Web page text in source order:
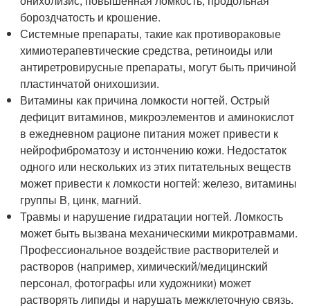
бороздчатость и крошение.
Системные препараты, такие как противораковые
химиотерапевтические средства, ретиноиды или
антиретровирусные препараты, могут быть причиной
пластинчатой ​​онихошизии.
Витамины как причина ломкости ногтей. Острый
дефицит витаминов, микроэлементов и аминокислот
в ежедневном рационе питания может привести к
нейрофиброматозу и истончению кожи. Недостаток
одного или нескольких из этих питательных веществ
может привести к ломкости ногтей: железо, витамины
группы B, цинк, магний.
Травмы и нарушение гидратации ногтей. Ломкость
может быть вызвана механическими микротравмами.
Профессиональное воздействие растворителей и
растворов (например, химический/медицинский
персонал, фотографы или художники) может
растворять липиды и нарушать межклеточную связь.